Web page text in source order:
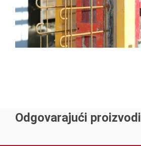
Odgovarajući proizvodi